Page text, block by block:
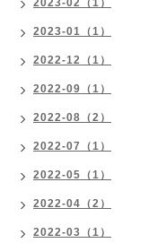
2023-02（1）
2023-01（1）
2022-12（1）
2022-09（1）
2022-08（2）
2022-07（1）
2022-05（1）
2022-04（2）
2022-03（1）